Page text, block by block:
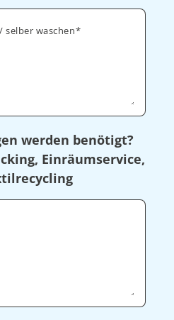
selber waschen
werden benötigt?
Einräumservice,